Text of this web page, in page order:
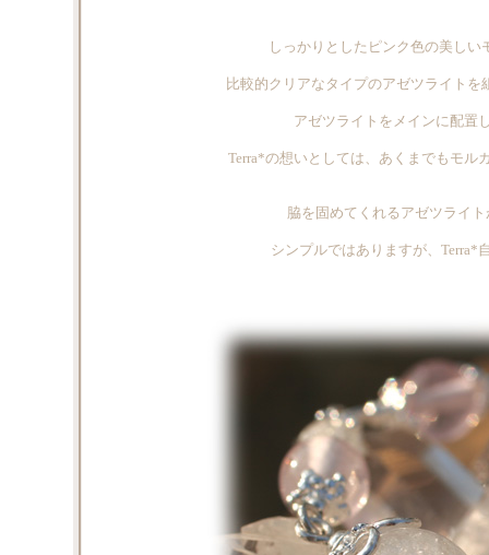
しっかりとしたピンク色の美し
比較的クリアなタイプのアゼツライト
アゼツライトをメインに配置
Terra*の想いとしては、あくまでもモル
脇を固めてくれるアゼツライ
シンプルではありますが、